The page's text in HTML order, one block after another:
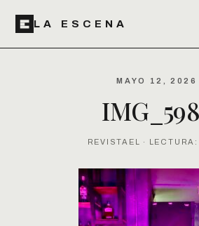
LA ESCENA
MAYO 12, 2026
REVISTAEL · LECTURA: